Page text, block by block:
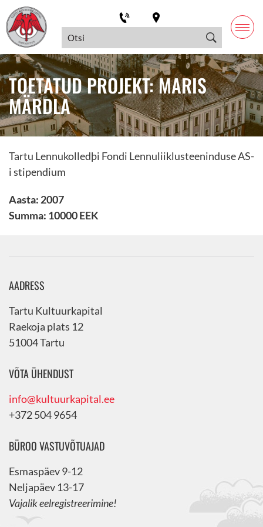
TOETATUD PROJEKT: MARIS
MÄRDLA
Tartu Lennukolledþi Fondi Lennuliiklusteeninduse AS-
i stipendium
Aasta: 2007
Summa: 10000 EEK
AADRESS
Tartu Kultuurkapital
Raekoja plats 12
51004 Tartu
VÕTA ÜHENDUST
info@kultuurkapital.ee
+372 504 9654
BÜROO VASTUVÕTUAJAD
Esmaspäev 9-12
Neljapäev 13-17
Vajalik eelregistreerimine!